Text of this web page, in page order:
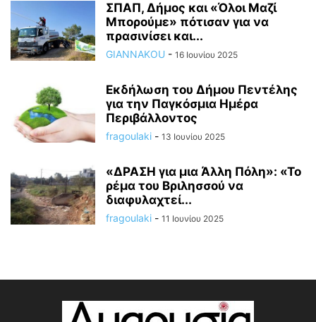
ΣΠΑΠ, Δήμος και «Όλοι Μαζί
Μπορούμε» πότισαν για να
πρασινίσει και...
GIANNAKOU - 16 Ιουνίου 2025
Εκδήλωση του Δήμου Πεντέλης
για την Παγκόσμια Ημέρα
Περιβάλλοντος
fragoulaki - 13 Ιουνίου 2025
«ΔΡΑΣΗ για μια Άλλη Πόλη»: «Το
ρέμα του Βριλησσού να
διαφυλαχτεί...
fragoulaki - 11 Ιουνίου 2025